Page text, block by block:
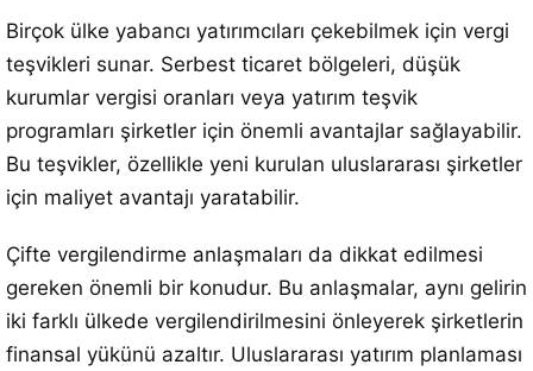
Birçok ülke yabancı yatırımcıları çekebilmek için vergi
teşvikleri sunar. Serbest ticaret bölgeleri, düşük
kurumlar vergisi oranları veya yatırım teşvik
programları şirketler için önemli avantajlar sağlayabilir.
Bu teşvikler, özellikle yeni kurulan uluslararası şirketler
için maliyet avantajı yaratabilir.
Çifte vergilendirme anlaşmaları da dikkat edilmesi
gereken önemli bir konudur. Bu anlaşmalar, aynı gelirin
iki farklı ülkede vergilendirilmesini önleyerek şirketlerin
finansal yükünü azaltır. Uluslararası yatırım planlaması